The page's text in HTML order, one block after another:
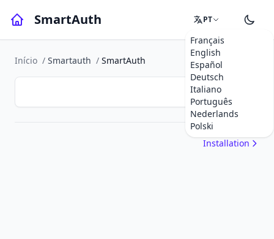
SmartAuth PT
Français
English
Español
Deutsch
Italiano
Português
Nederlands
Polski
Início / Smartauth / SmartAuth
Installation